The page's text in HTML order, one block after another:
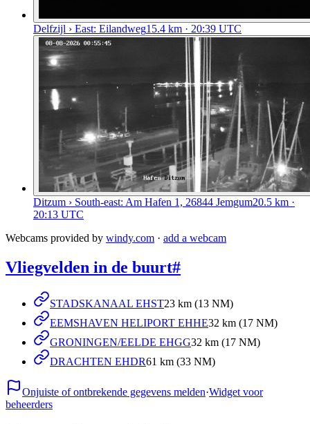
Delfzijl › East: Eilandweg15.4 km · 20:39 UTC
Ditzum › South-east: Am Hafen 1, 26844 Jemgum20.5 km ·
20:13 UTC
Webcams provided by windy.com · add a webcam
Vliegvelden in de buurt#
STADSKANAAL EHST23 km (13 NM)
EEMSHAVEN HELIPORT EHHE32 km (17 NM)
GRONINGEN/EELDE EHGG32 km (17 NM)
DRACHTEN EHDR61 km (33 NM)
Onjuiste of ontbrekende gegevens melden·Widget voor
beheerders